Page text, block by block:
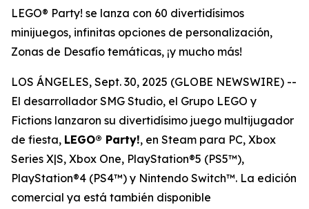
LEGO® Party! se lanza con 60 divertidísimos
minijuegos, infinitas opciones de personalización,
Zonas de Desafío temáticas, ¡y mucho más!
LOS ÁNGELES, Sept. 30, 2025 (GLOBE NEWSWIRE) --
El desarrollador SMG Studio, el Grupo LEGO y
Fictions lanzaron su divertidísimo juego multijugador
de fiesta, LEGO® Party!, en Steam para PC, Xbox
Series X|S, Xbox One, PlayStation®5 (PS5™),
PlayStation®4 (PS4™) y Nintendo Switch™. La edición
comercial ya está también disponible